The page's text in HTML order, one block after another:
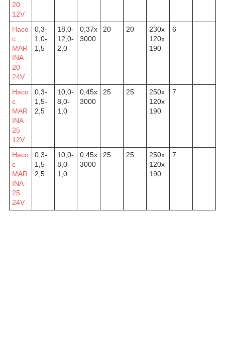
20
12V
Насо
с
MAR
INA
20
24V
0,3-
1,0-
1,5
18,0-
12,0-
2,0
0,37х
3000
20 20
230х
120х
190
6
Насо
с
MAR
INA
25
12V
0,3-
1,5-
2,5
10,0-
8,0-
1,0
0,45х
3000
25 25
250х
120х
190
7
Насо
с
MAR
INA
25
24V
0,3-
1,5-
2,5
10,0-
8,0-
1,0
0,45х
3000
25 25
250х
120х
190
7